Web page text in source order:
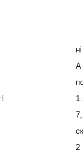
ні
А
2